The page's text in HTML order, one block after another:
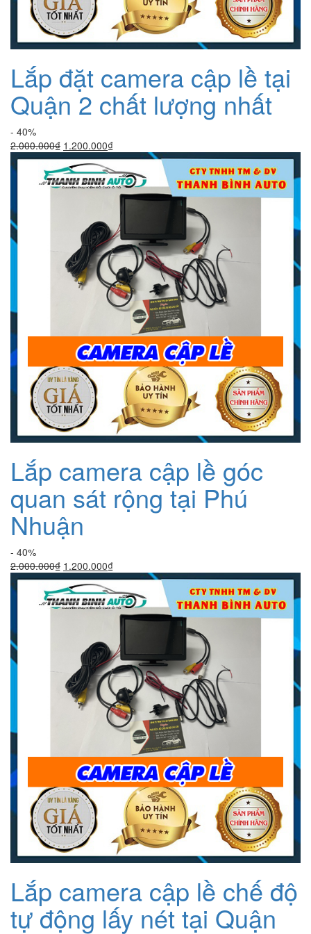
Lắp đặt camera cập lề tại
Quận 2 chất lượng nhất
- 40%
2.000.000₫ Giá
gốc
là:
2.000.000₫.
1.200.000₫Giá
hiện
tại
là:
1.200.000₫.
Lắp camera cập lề góc
quan sát rộng tại Phú
Nhuận
- 40%
2.000.000₫ Giá
gốc
là:
2.000.000₫.
1.200.000₫Giá
hiện
tại
là:
1.200.000₫.
Lắp camera cập lề chế độ
tự động lấy nét tại Quận